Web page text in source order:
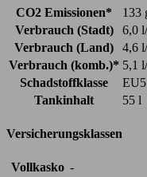
CO2 Emissionen*
133
Verbrauch (Stadt)
6,0
Verbrauch (Land)
4,6
Verbrauch (komb.)* 5,1
Schadstoffklasse
EU5
Tankinhalt
55 l
Versicherungsklassen
Vollkasko -